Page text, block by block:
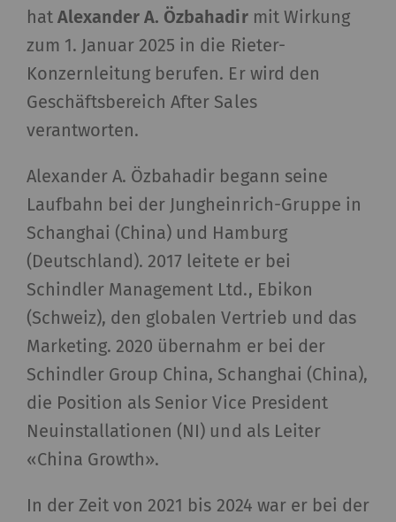
hatAlexander A. Özbahadirmit Wirkung
zum 1. Januar 2025 in die Rieter-
Konzernleitung berufen. Er wird den
Geschäftsbereich After Sales
verantworten.
Alexander A. Özbahadir begann seine
Laufbahn bei der Jungheinrich-Gruppe in
Schanghai (China) und Hamburg
(Deutschland). 2017 leitete er bei
Schindler Management Ltd., Ebikon
(Schweiz), den globalen Vertrieb und das
Marketing. 2020 übernahm er bei der
Schindler Group China, Schanghai (China),
die Position als Senior Vice President
Neuinstallationen (NI) und als Leiter
«China Growth».
In der Zeit von 2021 bis 2024 war er bei der